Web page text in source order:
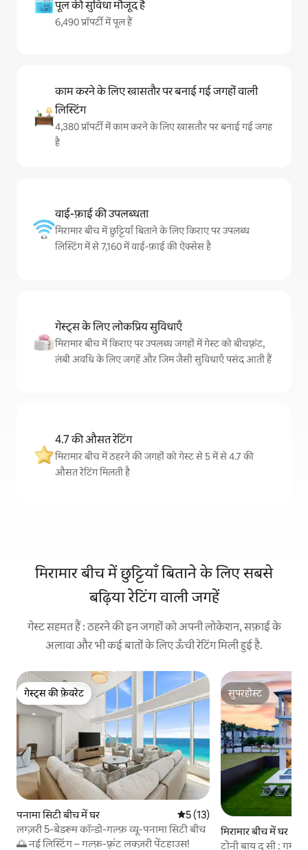
पूल की सुविधा मौजूद है
6,490 प्रॉपर्टी में पूल हैं
काम करने के लिए खासतौर पर बनाई गई जगहों वाली
लिस्टिंग
4,380 प्रॉपर्टी में काम करने के लिए खासतौर पर बनाई गई जगह
है
वाई-फ़ाई की उपलब्धता
मिरामार बीच में छुट्टियाँ बिताने के लिए किराए पर उपलब्ध
लिस्टिंग में से 7,160 में वाई-फ़ाई की ऐक्सेस है
गेस्ट्स के लिए लोकप्रिय सुविधाएँ
मिरामार बीच में किराए पर उपलब्ध जगहों में गेस्ट को बीचफ़्रंट,
लंबी अवधि के लिए जगहें और जिम जैसी सुविधाएँ पसंद आती हैं
4.7 की औसत रेटिंग
मिरामार बीच में ठहरने की जगहों को गेस्ट से 5 में से 4.7 की
औसत रेटिंग मिलती है
मिरामार बीच में छुट्टियाँ बिताने के लिए सबसे
बढ़िया रेटिंग वाली जगहें
गेस्ट सहमत हैं : ठहरने की इन जगहों को अपनी लोकेशन, सफ़ाई के
अलावा और भी कई बातों के लिए ऊँची रेटिंग मिली हुई है.
गेस्ट्स की फ़ेवरेट
गेस्ट्स की फ़ेवरेट
पनामा सिटी बीच में घर औसत रेटिंग 5 में से 5, 13 समीक्षाएँ
5 (13)
लग्ज़री 5-बेडरूम कॉन्डो-गल्फ़ व्यू-पनामा सिटी बीच
🌅 नई लिस्टिंग – गल्फ़-फ़्रंट लक्ज़री पेंटहाउस!
सुपरहोस्ट
सुपरहोस्ट
मिरामार बीच में घर
टोनी बाय द सी : गर्म